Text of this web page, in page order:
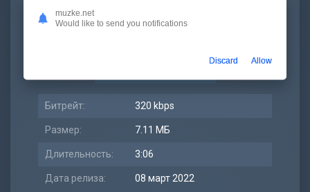
Битрейт: 320 kbps
Размер: 7.11 МБ
Длительность: 3:06
Дата релиза: 08 март 2022
muzke.net
Would like to send you notifications
Discard Allow